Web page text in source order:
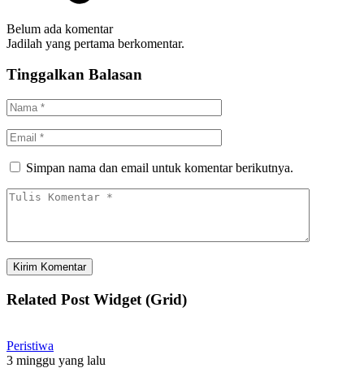
Belum ada komentar
Jadilah yang pertama berkomentar.
Tinggalkan Balasan
Simpan nama dan email untuk komentar berikutnya.
Related Post Widget (Grid)
Peristiwa
3 minggu yang lalu